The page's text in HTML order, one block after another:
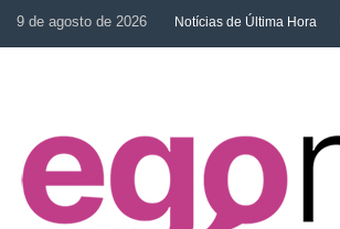
9 de agosto de 2026 Notícias de Última Hora